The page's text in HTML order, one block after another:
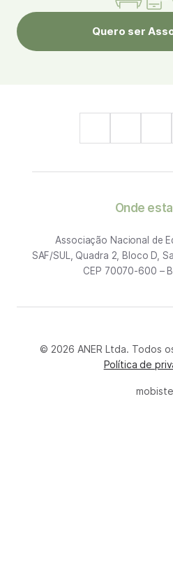
Quero ser
Onde
Associação Nacional de
SAF/SUL, Quadra 2, Bloco D,
CEP 70070-600 –
© 2026 ANER Ltda. Todos
Política de